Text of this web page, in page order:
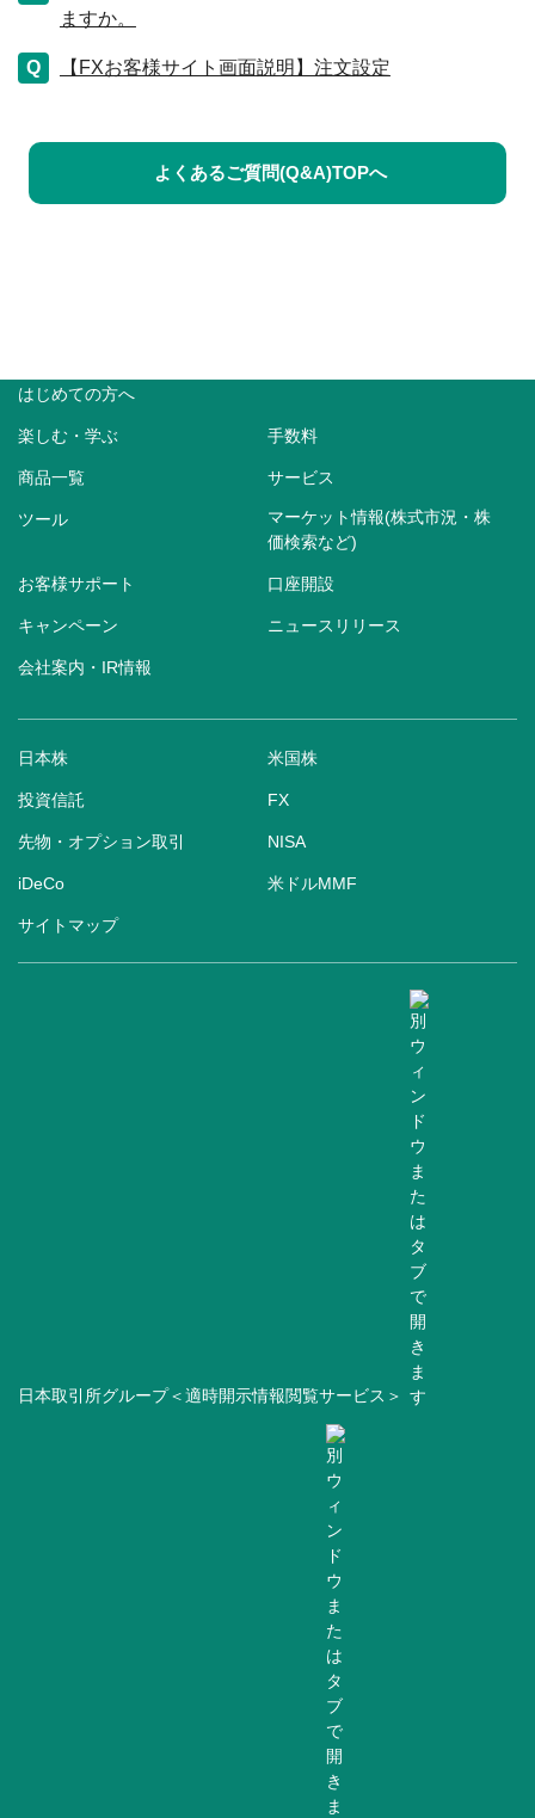
ますか。
【FXお客様サイト画面説明】注文設定
よくあるご質問(Q&A)TOPへ
はじめての方へ
楽しむ・学ぶ 手数料
商品一覧 サービス
ツール
マーケット情報(株式市況・株
価検索など)
お客様サポート 口座開設
キャンペーン ニュースリリース
会社案内・IR情報
日本株 米国株
投資信託 FX
先物・オプション取引 NISA
iDeCo 米ドルMMF
サイトマップ
日本取引所グループ＜適時開示情報閲覧サービス＞